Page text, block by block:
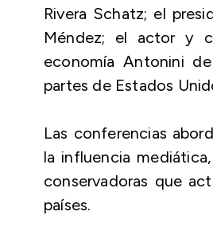
Rivera Schatz; el
Méndez; el actor y
economía Antonini
partes de Estados
Las conferencias
la influencia
conservadoras que
países.